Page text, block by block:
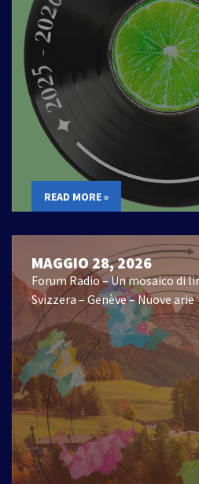
READ MORE »
MAGGIO 28, 2026
Forum Radio – Un mosaico di
Svizzera – Genève – Nuove arie